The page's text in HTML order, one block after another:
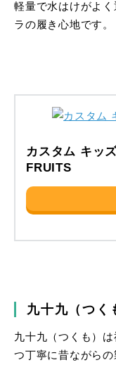
軽量で水はけがよ
ラの履き心地です。
カスタム キッ
FRUITS
九十九（つく
九十九（つくも）
つ丁寧に昔ながら